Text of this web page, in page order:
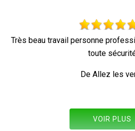
travaille en
VOIR PLUS